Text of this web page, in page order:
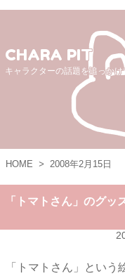
CHARA PIT
キャラクターの話題を追っか
HOME > 2008年2月15日
「トマトさん」のグッ
「トマトさん」とい